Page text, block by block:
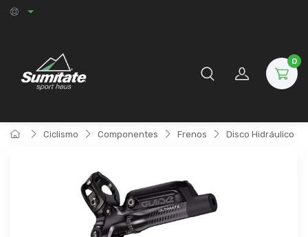
0
Ciclismo Componentes Frenos Disco Hidráulico